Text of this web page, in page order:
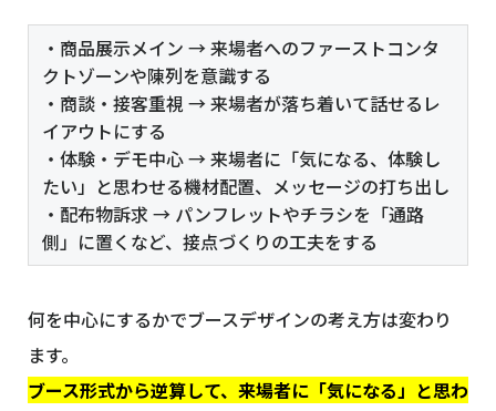
・商品展示メイン → 来場者へのファーストコンタ
クトゾーンや陳列を意識する
・商談・接客重視 → 来場者が落ち着いて話せるレ
イアウトにする
・体験・デモ中心 → 来場者に「気になる、体験し
たい」と思わせる機材配置、メッセージの打ち出し
・配布物訴求 → パンフレットやチラシを「通路
側」に置くなど、接点づくりの工夫をする
何を中心にするかでブースデザインの考え方は変わり
ます。
ブース形式から逆算して、来場者に「気になる」と思わ